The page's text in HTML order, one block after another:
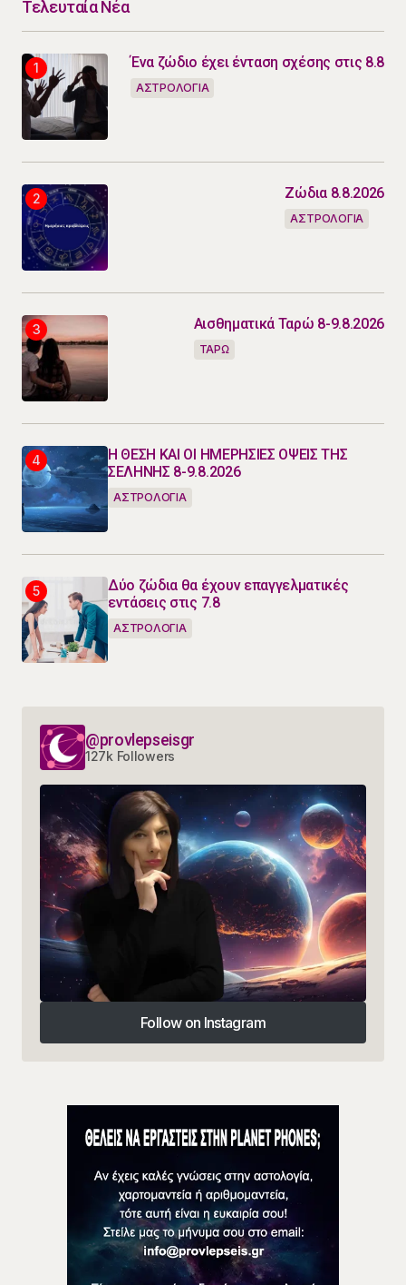
Τελευταία Νέα
Ένα ζώδιο έχει ένταση σχέσης στις 8.8
ΑΣΤΡΟΛΟΓΙΑ
Ζώδια 8.8.2026
ΑΣΤΡΟΛΟΓΙΑ
Αισθηματικά Ταρώ 8-9.8.2026
ΤΑΡΩ
Η ΘΕΣΗ ΚΑΙ ΟΙ ΗΜΕΡΗΣΙΕΣ ΟΨΕΙΣ ΤΗΣ
ΣΕΛΗΝΗΣ 8-9.8.2026
ΑΣΤΡΟΛΟΓΙΑ
Δύο ζώδια θα έχουν επαγγελματικές
εντάσεις στις 7.8
ΑΣΤΡΟΛΟΓΙΑ
@provlepseisgr
127k Followers
Follow on Instagram
Follow on Instagram